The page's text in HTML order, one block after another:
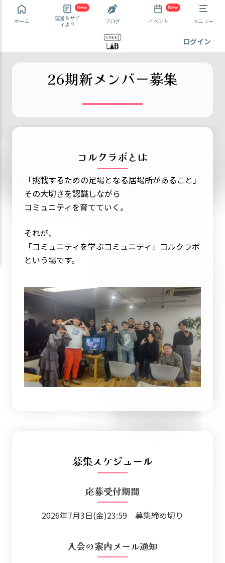
ホーム
New
運営＆サデ
ィより
ブログ
New
イベント メニュー
ログイン
26期新メンバー募集
コルクラボとは
「挑戦するための足場となる居場所があること」
その大切さを認識しながら
コミュニティを育てていく。
それが、
「コミュニティを学ぶコミュニティ」コルクラボ
という場です。
募集スケジュール
応募受付期間
2026年7月3日(金)23:59 募集締め切り
入会の案内メール通知